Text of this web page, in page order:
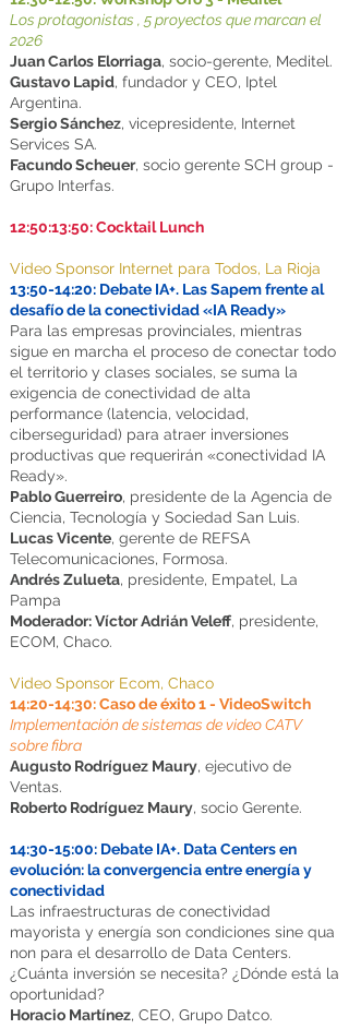
Los protagonistas , 5 proyectos que marcan el
2026
Juan Carlos Elorriaga, socio-gerente, Meditel.
Gustavo Lapid, fundador y CEO, Iptel
Argentina.
Sergio Sánchez, vicepresidente, Internet
Services SA.
Facundo Scheuer, socio gerente SCH group -
Grupo Interfas.
12:50:13:50: Cocktail Lunch
Video Sponsor Internet para Todos, La Rioja
13:50-14:20: Debate IA+. Las Sapem frente al
desafío de la conectividad «IA Ready»
Para las empresas provinciales, mientras
sigue en marcha el proceso de conectar todo
el territorio y clases sociales, se suma la
exigencia de conectividad de alta
performance (latencia, velocidad,
ciberseguridad) para atraer inversiones
productivas que requerirán «conectividad IA
Ready».
Pablo Guerreiro, presidente de la Agencia de
Ciencia, Tecnología y Sociedad San Luis.
Lucas Vicente, gerente de REFSA
Telecomunicaciones, Formosa.
Andrés Zulueta, presidente, Empatel, La
Pampa
Moderador: Víctor Adrián Veleff, presidente,
ECOM, Chaco.
Video Sponsor Ecom, Chaco
14:20-14:30: Caso de éxito 1 - VideoSwitch
Implementación de sistemas de video CATV
sobre fibra
Augusto Rodríguez Maury, ejecutivo de
Ventas.
Roberto Rodríguez Maury, socio Gerente.
14:30-15:00: Debate IA+. Data Centers en
evolución: la convergencia entre energía y
conectividad
Las infraestructuras de conectividad
mayorista y energía son condiciones sine qua
non para el desarrollo de Data Centers.
¿Cuánta inversión se necesita? ¿Dónde está la
oportunidad?
Horacio Martínez, CEO, Grupo Datco.